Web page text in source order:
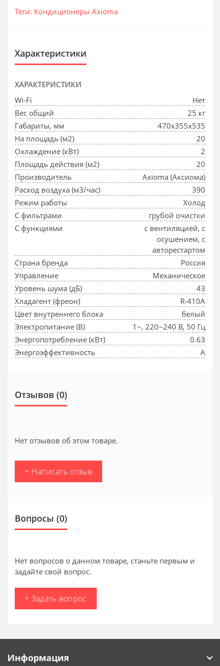
Теги: Кондиционеры Axioma
Характеристики
ХАРАКТЕРИСТИКИ
Wi-Fi
Нет
Вес общий
25 кг
Габариты, мм
470x355x535
На площадь (м2)
20
Охлаждение (кВт)
2
Площадь действия (м2)
20
Производитель
Axioma (Аксиома)
Расход воздуха (м3/час)
390
Режим работы
Холод
С фильтрами
грубой очистки
С функциями
с вентиляцией, с
осушением, с
авторестартом
Страна бренда
Россия
Управление
Механическое
Уровень шума (дБ)
43
Хладагент (фреон)
R-410A
Цвет внутреннего блока
белый
Электропитание (В)
1~, 220~240 В, 50 Гц
Энергопотребление (кВт)
0.63
Энергоэффективность
A
Отзывов (0)
Нет отзывов об этом товаре.
+ Написать отзыв
Вопросы (0)
Нет вопросов о данном товаре, станьте первым и
задайте свой вопрос.
+ Задать вопрос
Информация